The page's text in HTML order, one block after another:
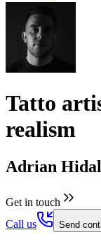
Tatto
realism
Adrian
Get in touch
Call us
Send